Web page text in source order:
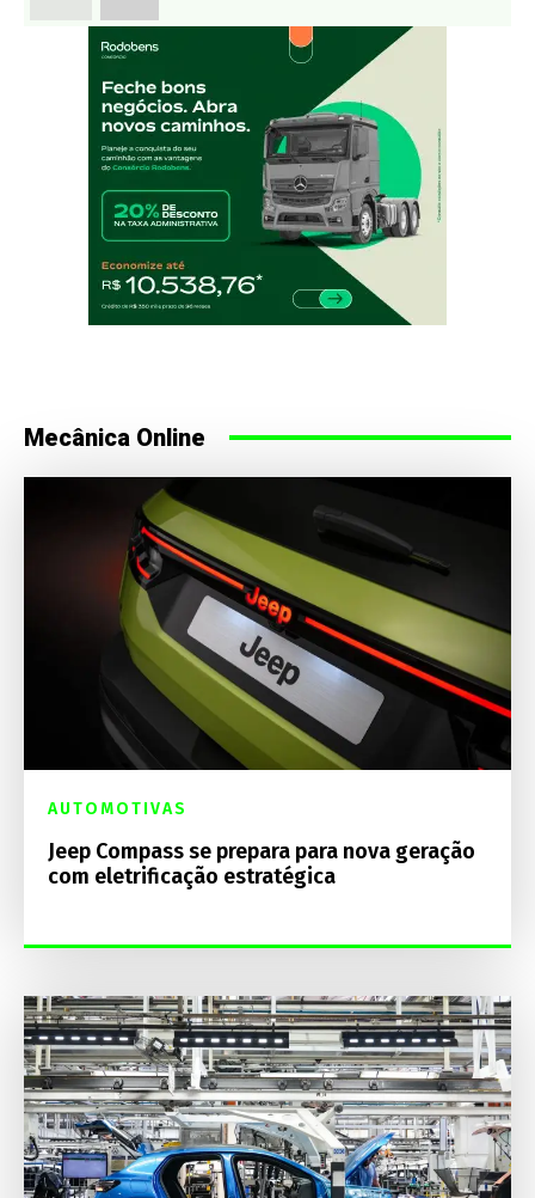
Mecânica Online
AUTOMOTIVAS
Jeep Compass se prepara para nova geração
com eletrificação estratégica